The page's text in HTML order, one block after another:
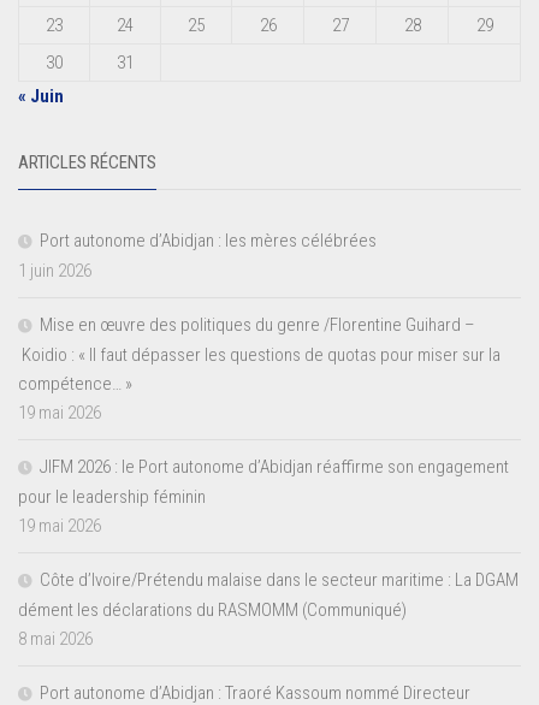
23
24 25 26 27 28
29
30
31
« Juin
ARTICLES RÉCENTS
Port autonome d’Abidjan : les mères célébrées
1 juin 2026
Mise en œuvre des politiques du genre /Florentine Guihard –
Koidio : « Il faut dépasser les questions de quotas pour miser sur la
compétence… »
19 mai 2026
JIFM 2026 : le Port autonome d’Abidjan réaffirme son engagement
pour le leadership féminin
19 mai 2026
Côte d’Ivoire/Prétendu malaise dans le secteur maritime : La DGAM
dément les déclarations du RASMOMM (Communiqué)
8 mai 2026
Port autonome d’Abidjan : Traoré Kassoum nommé Directeur